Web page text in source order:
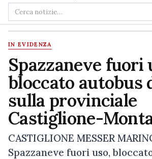
Cerca
nel
sito
IN EVIDENZA
Spazzaneve fuori
bloccato autobus
sulla provinciale
Castiglione-
CASTIGLIONE MESSER
Spazzaneve fuori uso,